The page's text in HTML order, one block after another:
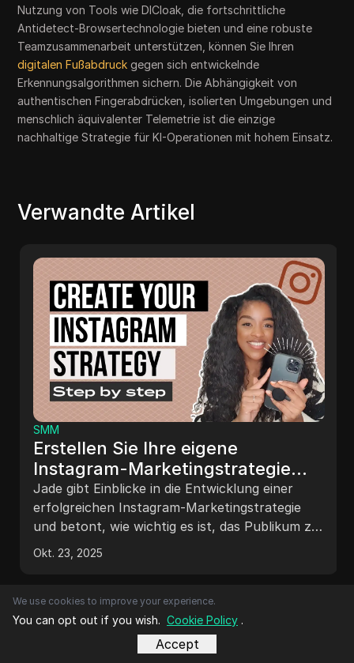
Nutzung von Tools wie DICloak, die fortschrittliche
Antidetect-Browsertechnologie bieten und eine robuste
Teamzusammenarbeit unterstützen, können Sie Ihren
digitalen Fußabdruck gegen sich entwickelnde
Erkennungsalgorithmen sichern. Die Abhängigkeit von
authentischen Fingerabdrücken, isolierten Umgebungen und
menschlich äquivalenter Telemetrie ist die einzige
nachhaltige Strategie für KI-Operationen mit hohem Einsatz.
Verwandte Artikel
SMM
Erstellen Sie Ihre eigene
Instagram-Marketingstrategie
2023 | Instagram-Marketing-
Tipps für kleine Unternehmen
Jade gibt Einblicke in die Entwicklung einer
erfolgreichen Instagram-Marketingstrategie
und betont, wie wichtig es ist, das Publikum zu
verstehen, SMART-Ziele zu setzen, eine auf die
Bedürfnisse des Publikums abgestimmte
Leistungskennzahlen regelmäßig zu bewerten.
Okt. 23, 2025
We use cookies to improve your experience.
You can opt out if you wish. Cookie Policy .
Accept